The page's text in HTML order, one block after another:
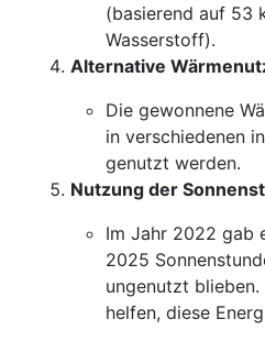
(basierend auf 53
Wasserstoff).
Alternative
Die gewonnene
in verschiedenen
genutzt werden.
Nutzung der
Im Jahr 2022 gab
2025
ungenutzt
helfen, diese